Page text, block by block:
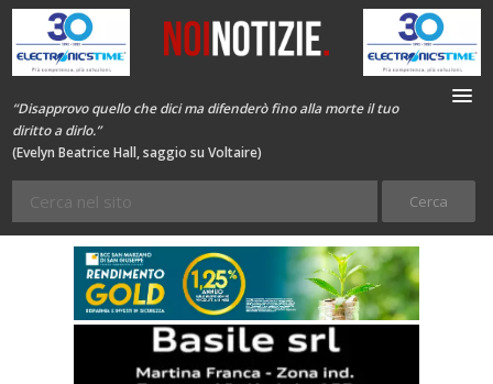
“Disapprovo quello che dici ma difenderò fino alla morte il tuo
diritto a dirlo.”
(Evelyn Beatrice Hall, saggio su Voltaire)